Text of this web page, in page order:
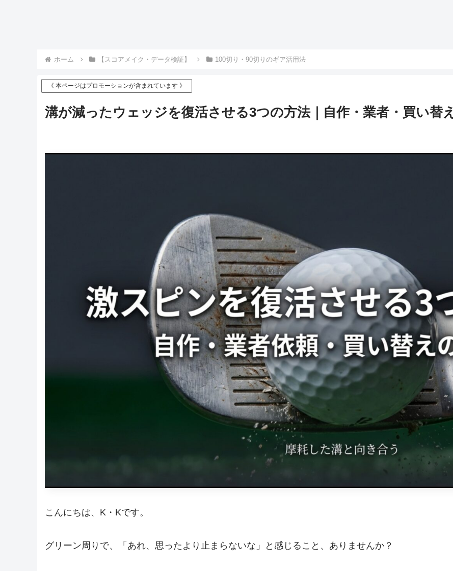
ホーム 【スコアメイク・データ検証】 100切り・90切りのギア活用法
《 本ページはプロモーションが含まれています 》
溝が減ったウェッジを復活させる3つの方法｜自作・業者・買い替え
こんにちは、K・Kです。
グリーン周りで、「あれ、思ったより止まらないな」と感じること、ありませんか？